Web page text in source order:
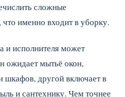
сложные
что именно входит в уборку.
и исполнителя может
ожидает мытьё окон,
шкафов, другой включает в
и сантехнику. Чем точнее